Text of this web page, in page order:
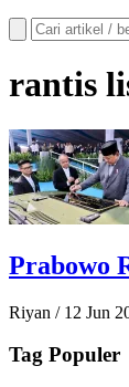
rantis
Prabowo
Riyan / 12 Jun
Tag Populer